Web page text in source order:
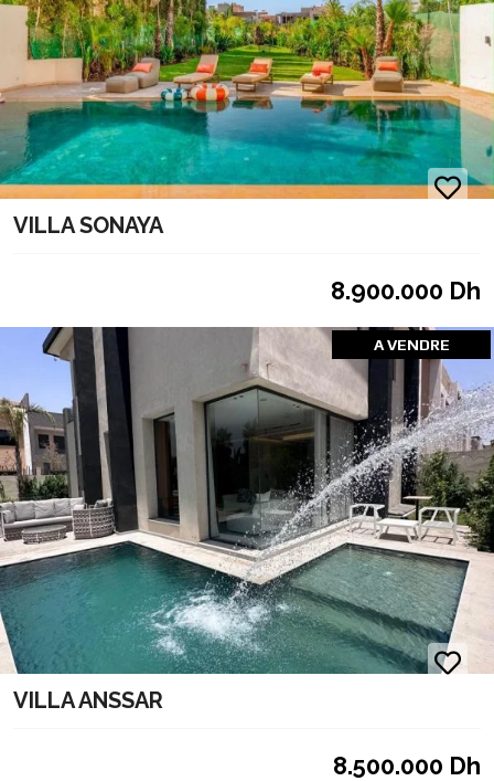
VILLA SONAYA
8.900.000 Dh
A VENDRE
VILLA ANSSAR
8.500.000 Dh